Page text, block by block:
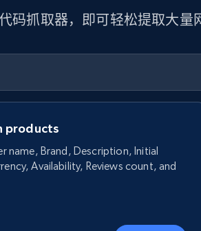
码抓取器，即可轻松提取大量
products
name, Brand, Description, Initial
Availability, Reviews count, and